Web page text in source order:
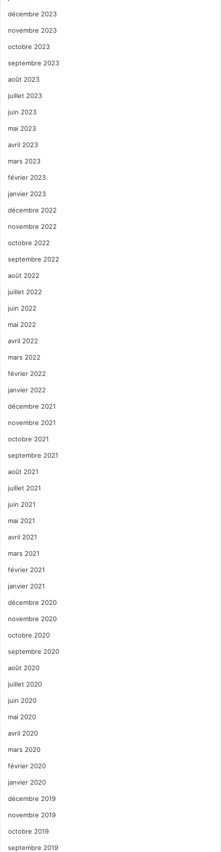
décembre 2023
novembre 2023
octobre 2023
septembre 2023
août 2023
juillet 2023
juin 2023
mai 2023
avril 2023
mars 2023
février 2023
janvier 2023
décembre 2022
novembre 2022
octobre 2022
septembre 2022
août 2022
juillet 2022
juin 2022
mai 2022
avril 2022
mars 2022
février 2022
janvier 2022
décembre 2021
novembre 2021
octobre 2021
septembre 2021
août 2021
juillet 2021
juin 2021
mai 2021
avril 2021
mars 2021
février 2021
janvier 2021
décembre 2020
novembre 2020
octobre 2020
septembre 2020
août 2020
juillet 2020
juin 2020
mai 2020
avril 2020
mars 2020
février 2020
janvier 2020
décembre 2019
novembre 2019
octobre 2019
septembre 2019